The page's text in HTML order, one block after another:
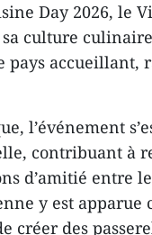
Day 2026, le
culture
pays accueillant,
l’événement
contribuant à
d’amitié entre
y est apparue
créer des